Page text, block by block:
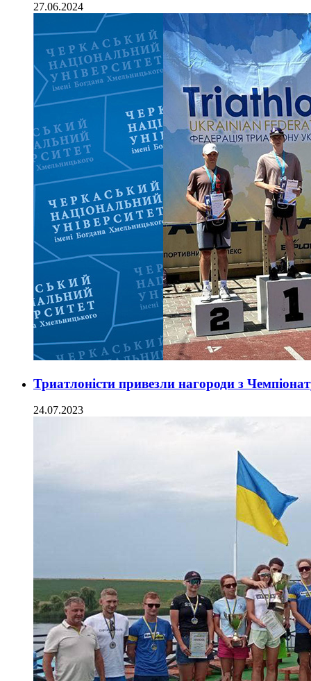
27.06.2024
Триатлоністи привезли нагороди з
24.07.2023